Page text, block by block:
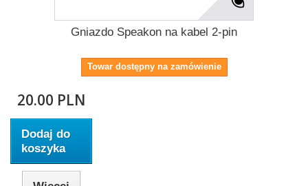
Gniazdo Speakon na kabel 2-pin
Towar dostępny na zamówienie
20.00 PLN
Dodaj do
koszyka